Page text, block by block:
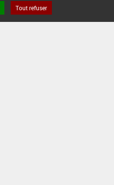
Tout refuser